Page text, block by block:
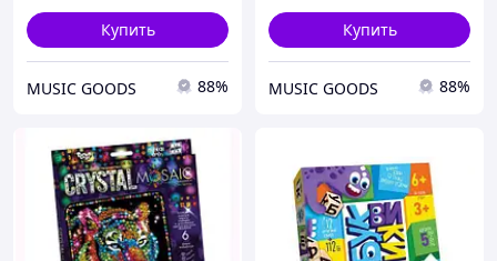
Купить
MUSIC GOODS 88%
Купить
MUSIC GOODS 88%